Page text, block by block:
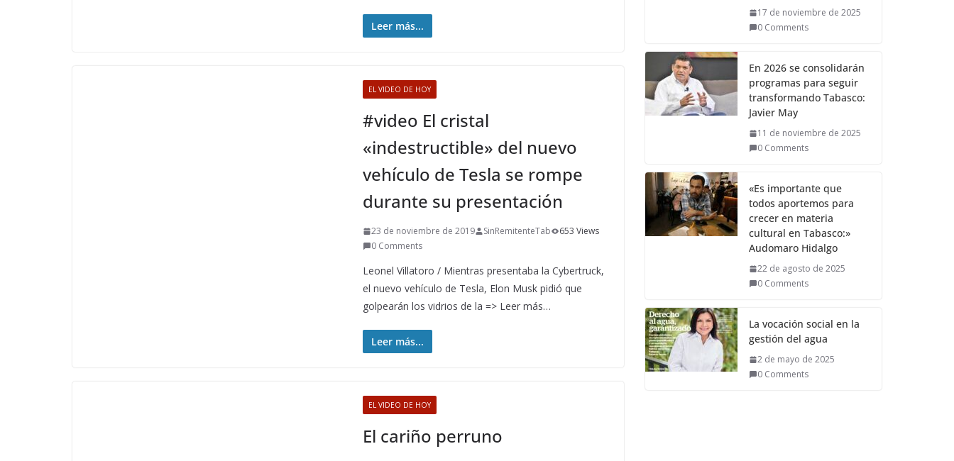
Leer más...
EL VIDEO DE HOY
#video El cristal
«indestructible» del nuevo
vehículo de Tesla se rompe
durante su presentación
23 de noviembre de 2019 SinRemitenteTab
653 Views
0 Comments
Leonel Villatoro / Mientras presentaba la Cybertruck,
el nuevo vehículo de Tesla, Elon Musk pidió que
golpearán los vidrios de la => Leer más…
Leer más...
EL VIDEO DE HOY
El cariño perruno
17 de noviembre de 2025
0 Comments
En 2026 se consolidarán
programas para seguir
transformando Tabasco:
Javier May
11 de noviembre de 2025
0 Comments
«Es importante que
todos aportemos para
crecer en materia
cultural en Tabasco:»
Audomaro Hidalgo
22 de agosto de 2025
0 Comments
La vocación social en la
gestión del agua
2 de mayo de 2025
0 Comments